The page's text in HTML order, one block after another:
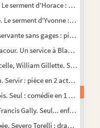
serment d'Horace : comédie
serment d'Yvonne : comédie
sans gages : pièce en 5
Un service à Blanchard :
William Gillette. Service
: pièce en 2 actes. 1913
Seul : comédie en 1 acte. 1922
Gally. Seul... enfin ! :
Severo Torelli : drame en 5